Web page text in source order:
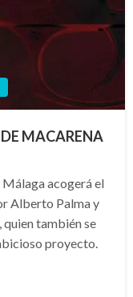
DE MACARENA
acogerá el
Alberto Palma y
también se
proyecto.